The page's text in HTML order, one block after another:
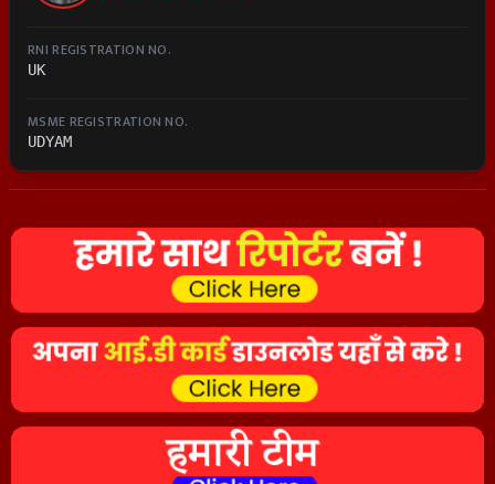
RNI REGISTRATION NO.
UK
MSME REGISTRATION NO.
UDYAM